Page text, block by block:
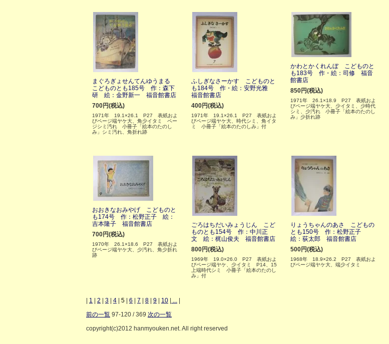
まぐろぎょせんてんゆうまる
こどものとも185号 作：森下
研 絵：金野新一 福音館書店
700円(税込)
1971年 19.1×26.1 P27 表紙およ
びページ端ヤケ大、角少イタミ ペー
ジシミ汚れ 小冊子「絵本のたのし
み」シミ汚れ、角折れ跡
ふしぎなさーかす こどものと
も184号 作・絵：安野光雅
福音館書店
400円(税込)
1971年 19.1×26.1 P27 表紙およ
びページ端ヤケ大、時代シミ、角イタ
ミ 小冊子「絵本のたのしみ」付
かわとかくれんぼ こどものと
も183号 作・絵：司修 福音
館書店
850円(税込)
1971年 26.1×18.9 P27 表紙およ
びページ端ヤケ大、少イタミ、少時代
シミ、少汚れ 小冊子「絵本のたのし
み」少折れ跡
おおきなおみやげ こどものと
も174号 作：松野正子 絵：
吉本隆子 福音館書店
700円(税込)
1970年 26.1×18.6 P27 表紙およ
びページ端ヤケ大、少汚れ、角少折れ
跡
ごろはちだいみょうじん こど
ものとも154号 作：中川正
文 絵：梶山俊夫 福音館書店
800円(税込)
1969年 19.0×26.0 P27 表紙およ
びページ端ヤケ、少イタミ P14、15
上端時代シミ 小冊子「絵本のたのし
み」付
りょうちゃんのあさ こどもの
とも150号 作：松野正子
絵：荻太郎 福音館書店
500円(税込)
1968年 18.9×26.2 P27 表紙およ
びページ端ヤケ大、端少イタミ
1 2 3 4 5 6 7 8 9 10 ...
前の一覧 97-120 / 369 次の一覧
copyright(c)2012 hanmyouken.net. All right reserved